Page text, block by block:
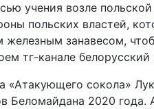
учения возле
польских властей,
занавесом,
тг-канале
«Атакующего сокола»
2020 года.